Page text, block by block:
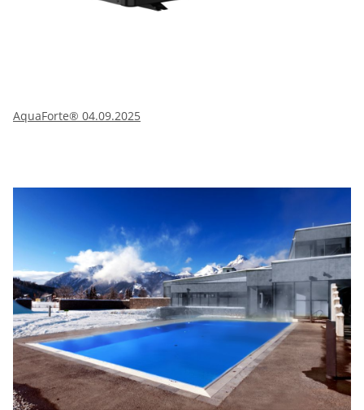
AquaForte® 04.09.2025